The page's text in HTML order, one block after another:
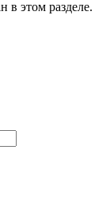
в этом разделе.